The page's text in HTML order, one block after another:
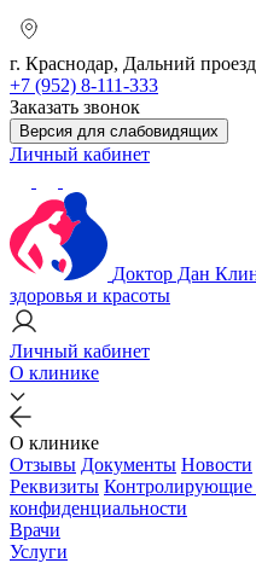
г. Краснодар, Дальний
+7 (952) 8-111-333
Заказать звонок
Версия для слабовидящих
Личный кабинет
Доктор Дан
здоровья и красоты
Личный кабинет
О клинике
О клинике
Отзывы Документы Новости
Реквизиты Контролирующие
конфиденциальности
Врачи
Услуги